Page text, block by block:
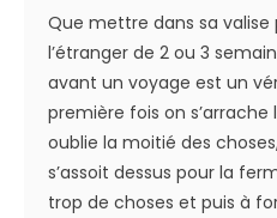
Que mettre dans sa valise
l’étranger de 2 ou 3
avant un voyage est un
première fois on
oublie la moitié des
s’assoit dessus pour la
trop de choses et puis à